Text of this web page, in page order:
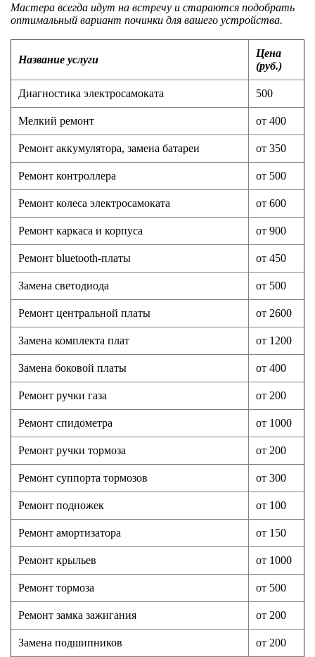
Мастера всегда идут на встречу и стараются подобрать
оптимальный вариант починки для вашего устройства.
Название услуги
Цена
(руб.)
Диагностика электросамоката 500
Мелкий ремонт от 400
Ремонт аккумулятора, замена батареи от 350
Ремонт контроллера от 500
Ремонт колеса электросамоката от 600
Ремонт каркаса и корпуса от 900
Ремонт bluetooth-платы от 450
Замена светодиода от 500
Ремонт центральной платы от 2600
Замена комплекта плат от 1200
Замена боковой платы от 400
Ремонт ручки газа от 200
Ремонт спидометра от 1000
Ремонт ручки тормоза от 200
Ремонт суппорта тормозов от 300
Ремонт подножек от 100
Ремонт амортизатора от 150
Ремонт крыльев от 1000
Ремонт тормоза от 500
Ремонт замка зажигания от 200
Замена подшипников от 200